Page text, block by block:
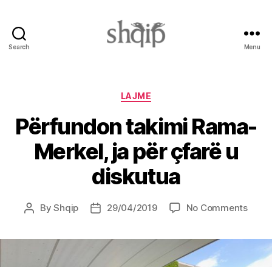
Search Menu
Categories
LAJME
Përfundon takimi Rama-
Merkel, ja për çfarë u
diskutua
PostByShqip
Post29/04/2019 No Commentson